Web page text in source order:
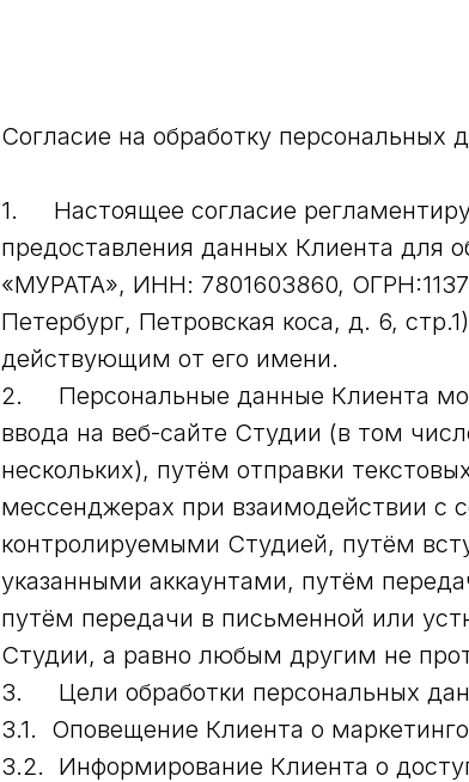
Согласие на обработку персональных
1. Настоящее согласие
предоставления данных Клиента
«МУРАТА», ИНН: 7801603860,
Петербург, Петровская коса, д. 6,
действующим от его имени.
2. Персональные данные Клиента
ввода на веб-сайте Студии (в том
нескольких), путём отправки
мессенджерах при взаимодействии с
контролируемыми Студией, путём
указанными аккаунтами, путём
путём передачи в письменной или
Студии, а равно любым другим не
3. Цели обработки персональных
3.1. Оповещение Клиента о
3.2. Информирование Клиента о